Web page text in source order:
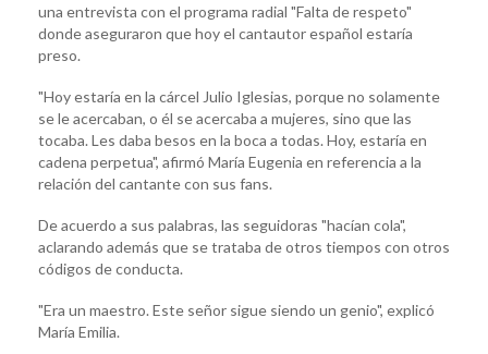
una entrevista con el programa radial "Falta de respeto"
donde aseguraron que hoy el cantautor español estaría
preso.
"Hoy estaría en la cárcel Julio Iglesias, porque no solamente
se le acercaban, o él se acercaba a mujeres, sino que las
tocaba. Les daba besos en la boca a todas. Hoy, estaría en
cadena perpetua", afirmó María Eugenia en referencia a la
relación del cantante con sus fans.
De acuerdo a sus palabras, las seguidoras "hacían cola",
aclarando además que se trataba de otros tiempos con otros
códigos de conducta.
"Era un maestro. Este señor sigue siendo un genio", explicó
María Emilia.